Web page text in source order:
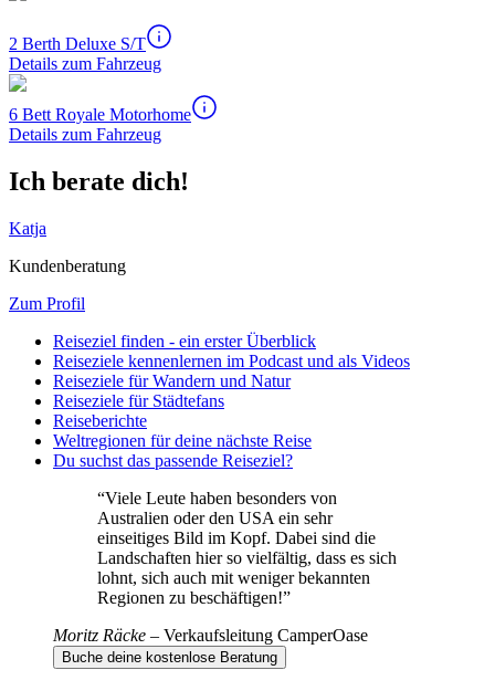
2 Berth Deluxe S/T
Details zum Fahrzeug
6 Bett Royale Motorhome
Details zum Fahrzeug
Ich berate dich!
Katja
Kundenberatung
Zum Profil
Reiseziel finden - ein erster Überblick
Reiseziele kennenlernen im Podcast und als Videos
Reiseziele für Wandern und Natur
Reiseziele für Städtefans
Reiseberichte
Weltregionen für deine nächste Reise
Du suchst das passende Reiseziel?
“Viele Leute haben besonders von
Australien oder den USA ein sehr
einseitiges Bild im Kopf. Dabei sind die
Landschaften hier so vielfältig, dass es sich
lohnt, sich auch mit weniger bekannten
Regionen zu beschäftigen!”
Moritz Räcke – Verkaufsleitung CamperOase
Buche deine kostenlose Beratung